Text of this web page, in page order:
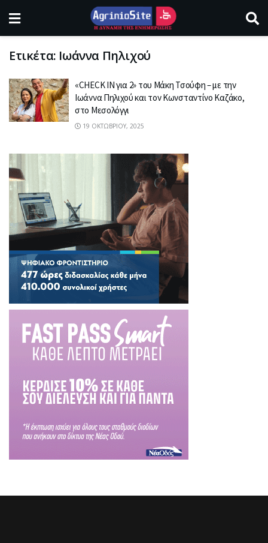
Ετικέτα: Ιωάννα Πηλιχού
«CHECK IN για 2» του Μάκη Τσούφη – με την
Ιωάννα Πηλιχού και τον Κωνσταντίνο Καζάκο,
στο Μεσολόγγι
19 ΟΚΤΩΒΡΊΟΥ, 2025